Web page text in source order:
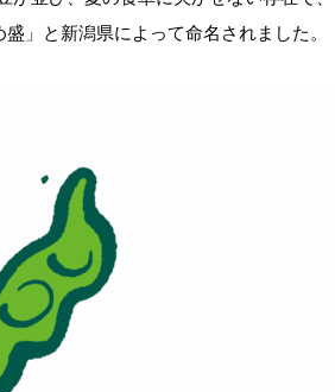
」と新潟県によって命名されました。